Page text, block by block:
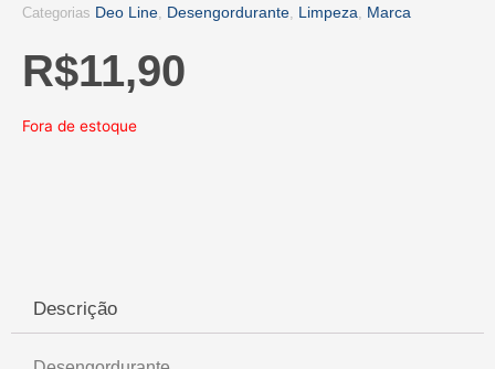
Categorias Deo Line, Desengordurante, Limpeza, Marca
R$11,90
Fora de estoque
Descrição